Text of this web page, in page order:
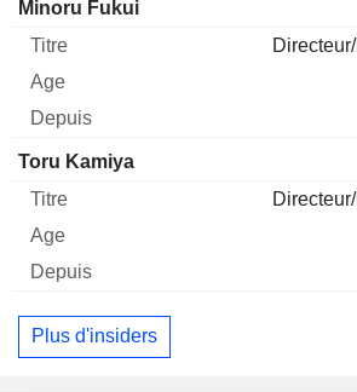
Minoru Fukui
Toru Kamiya
Plus d'insiders